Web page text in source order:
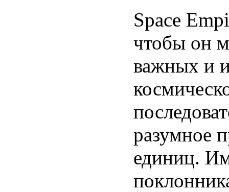
Space
чтобы он
важных и
разумное
единиц.